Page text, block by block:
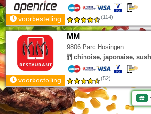
voorbestelling (114)
MM
9806 Parc Hosingen
chinoise, japonaise,
voorbestelling (52)